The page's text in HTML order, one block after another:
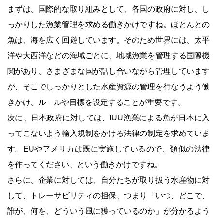
まずは、国際的な取り組みとして、各国の政府に対し、し
っかりした漁業管理を求める働きかけですね。ほとんどの
魚は、海を広く回遊しています。そのため世界には、太平
洋や大西洋などの海域ごとに、地域漁業を管理する国際機
関があり、さまざまな国が話し合いながら管理しています
が、そこでしっかりとした水産資源の管理を行なうよう働
きかけ、ルールや目標を設定することが重要です。
次に、日本政府に対しては、IUU漁業による魚が日本に入
ってこないよう輸入規制をかける法律の制定を求めていま
す。EUやアメリカは既に実施しているので、類似の法律
を作ってください、という働きかけですね。
さらに、企業に対しては、自分たちが取り扱う水産物に対
して、トレーサビリティの担保、つまり「いつ、どこで、
誰が、何を、どういう風に獲っているのか」が分かるよう